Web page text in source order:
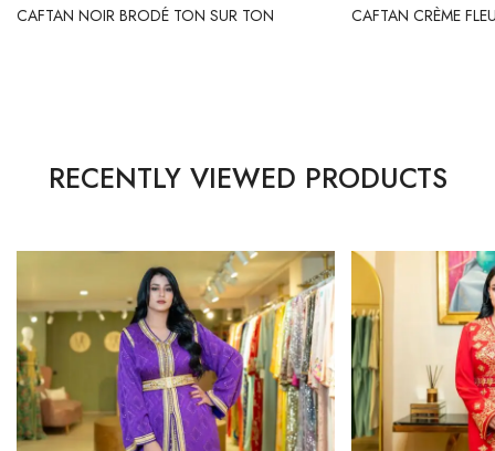
CAFTAN NOIR BRODÉ TON SUR TON CAFTAN CRÈME
RECENTLY VIEWED PRODUCTS